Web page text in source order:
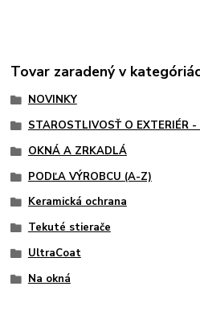
Tovar zaradený v
NOVINKY
STAROSTLIVOSŤ O EXTERIÉR
OKNÁ A ZRKADLÁ
PODĽA VÝROBCU (A-Z)
Keramická ochrana
Tekuté stierače
UltraCoat
Na okná